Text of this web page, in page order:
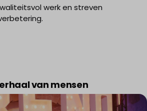
werk en streven
van mensen